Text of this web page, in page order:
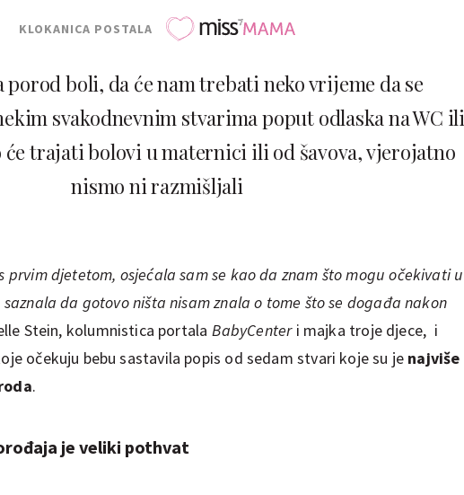
KLOKANICA POSTALA
porod boli, da će nam trebati neko vrijeme da se
svakodnevnim stvarima poput odlaska na WC ili
će trajati bolovi u maternici ili od šavova, vjerojatno
nismo ni razmišljali
prvim djetetom, osjećala sam se kao da znam što mogu očekivati u
da gotovo ništa nisam znala o tome što se događa nakon
Stein, kolumnistica portala BabyCenteri majka troje djece, i
očekuju bebu sastavila popis od sedam stvari koje su je najviše
.
je veliki pothvat